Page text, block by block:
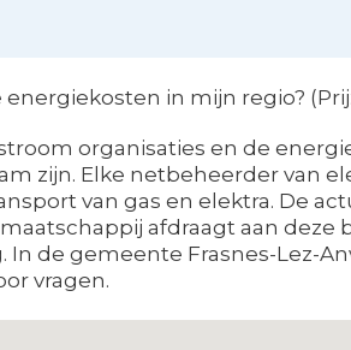
in mijn regio?
organisaties en de
zijn. Elke netbeheerder van
van gas en elektra. De
afdraagt aan
In de gemeente Frasnes-Lez-
vragen.